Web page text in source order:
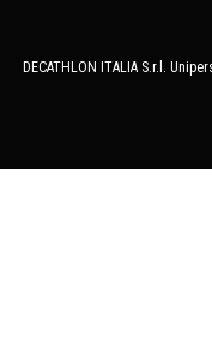
DECATHLON ITALIA S.r.l.